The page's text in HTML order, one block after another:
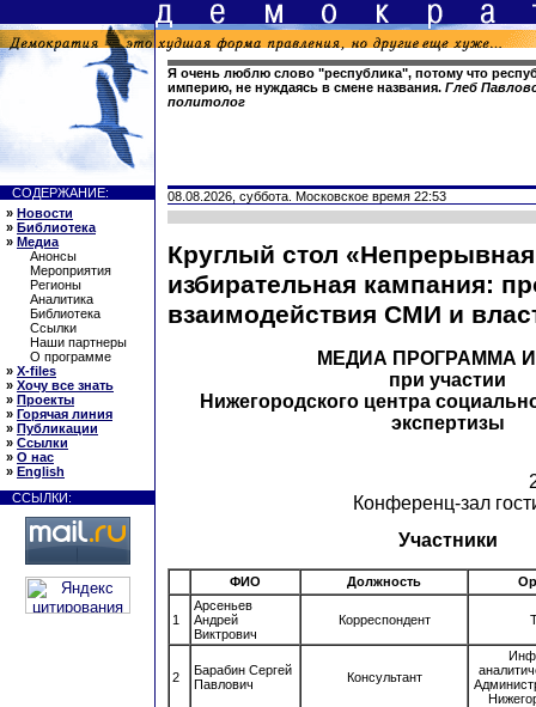
Я очень люблю слово "республика", потому что
империю, не нуждаясь в смене названия. Глеб
политолог
СОДЕРЖАНИЕ:
» Новости
» Библиотека
» Медиа
Анонсы
Мероприятия
Регионы
Аналитика
Библиотека
Ссылки
Наши партнеры
О программе
» X-files
» Хочу все знать
» Проекты
» Горячая линия
» Публикации
» Ссылки
» О нас
» English
ССЫЛКИ:
08.08.2026, суббота. Московское время 22:53
Круглый стол «Непрерывная
избирательная кампания:
взаимодействия СМИ и
МЕДИА ПРОГРАММА
при участии
Нижегородского центра
экспертизы
Конференц-зал
Участники
ФИО Должность
1
Арсеньев
Андрей
Виктрович
Корреспондент
2
Барабин Сергей
Павлович
Консультант